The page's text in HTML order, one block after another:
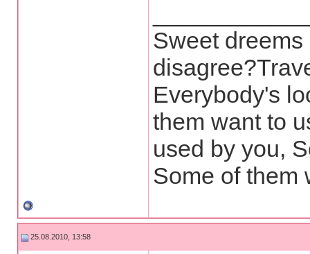
Sweet
Everybody's
them want to
used by you,
Some of them
25.08.2010, 13:58